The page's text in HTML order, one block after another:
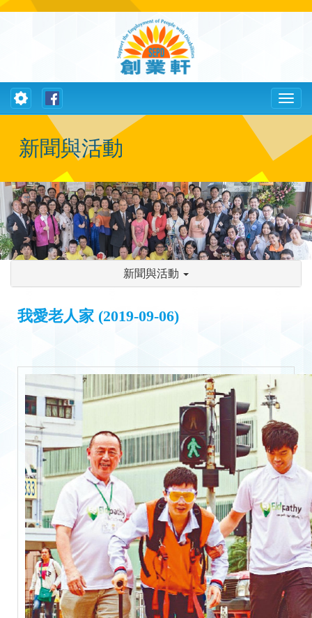
Toggle
Toggle
navigation
新聞與活動
新聞與活動
我愛老人家 (2019-09-06)